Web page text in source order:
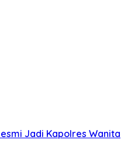
Jadi Kapolres Wanita